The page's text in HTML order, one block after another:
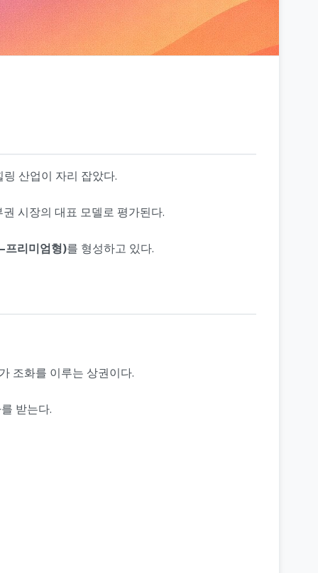
산업이 자리 잡았다.
시장의 대표 모델로 평가된다.
프리미엄형)를 형성하고 있다.
조화를 이루는 상권이다.
받는다.